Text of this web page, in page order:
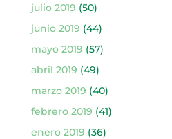
julio 2019 (50)
junio 2019 (44)
mayo 2019 (57)
abril 2019 (49)
marzo 2019 (40)
febrero 2019 (41)
enero 2019 (36)